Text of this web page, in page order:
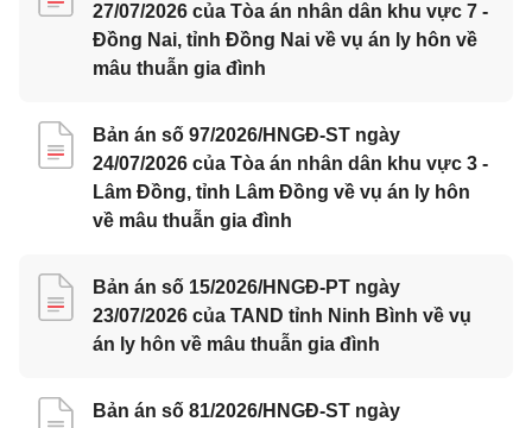
27/07/2026 của Tòa án nhân dân khu vực 7 -
Đồng Nai, tỉnh Đồng Nai về vụ án ly hôn về
mâu thuẫn gia đình
Bản án số 97/2026/HNGĐ-ST ngày
24/07/2026 của Tòa án nhân dân khu vực 3 -
Lâm Đồng, tỉnh Lâm Đồng về vụ án ly hôn
về mâu thuẫn gia đình
Bản án số 15/2026/HNGĐ-PT ngày
23/07/2026 của TAND tỉnh Ninh Bình về vụ
án ly hôn về mâu thuẫn gia đình
Bản án số 81/2026/HNGĐ-ST ngày